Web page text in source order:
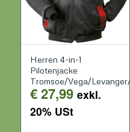
Herren 4-in-1
Pilotenjacke
Tromsoe/Vega/Levanger/
€27,99 exkl.
20% USt